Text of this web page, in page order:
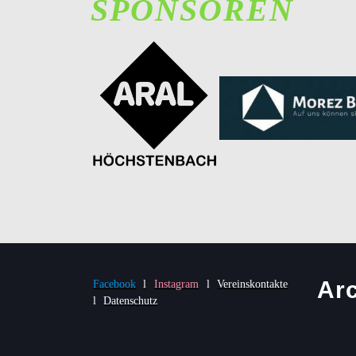
SPONSOREN
Facebook l Instagram l
Vereinskontakte
l
Datenschutz